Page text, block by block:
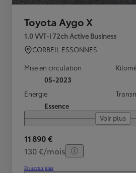
Toyota Aygo X
1.0 VVT-i 72ch Active Business
CORBEIL ESSONNES
Mise en circulation
05-2023
Energie
Essence
Voir plus
11 890 €
130 €/mois
En savoir plus